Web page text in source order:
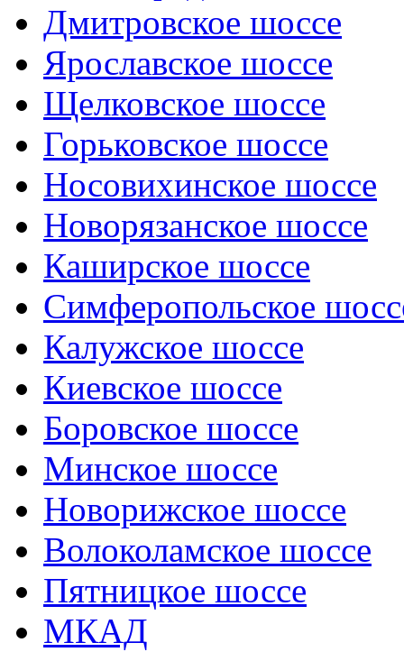
Дмитровское шоссе
Ярославское шоссе
Щелковское шоссе
Горьковское шоссе
Носовихинское шоссе
Новорязанское шоссе
Каширское шоссе
Симферопольское
Калужское шоссе
Киевское шоссе
Боровское шоссе
Минское шоссе
Новорижское шоссе
Волоколамское шоссе
Пятницкое шоссе
МКАД